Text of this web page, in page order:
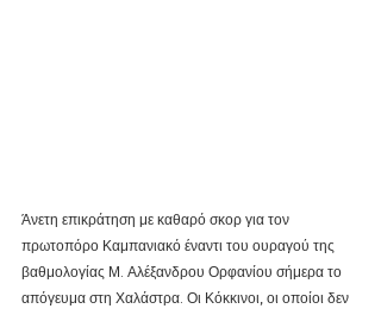
Άνετη επικράτηση με καθαρό σκορ για τον
πρωτοπόρο Καμπανιακό έναντι του ουραγού της
βαθμολογίας Μ. Αλέξανδρου Ορφανίου σήμερα το
απόγευμα στη Χαλάστρα. Οι Κόκκινοι, οι οποίοι δεν